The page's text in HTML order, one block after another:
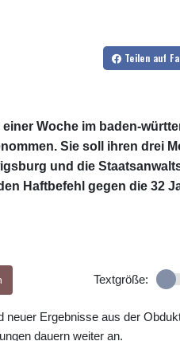
Teilen auf
Woche im baden-
Sie soll ihren drei
und die
Haftbefehl gegen die 32
Textgröße:
neuer Ergebnisse aus der
dauern weiter an.